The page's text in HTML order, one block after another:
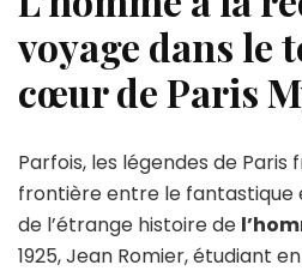
voyage dans le
cœur de Paris
Parfois, les légendes de Paris
frontière entre le fantastique
de l’étrange histoire de
1925, Jean Romier, étudiant